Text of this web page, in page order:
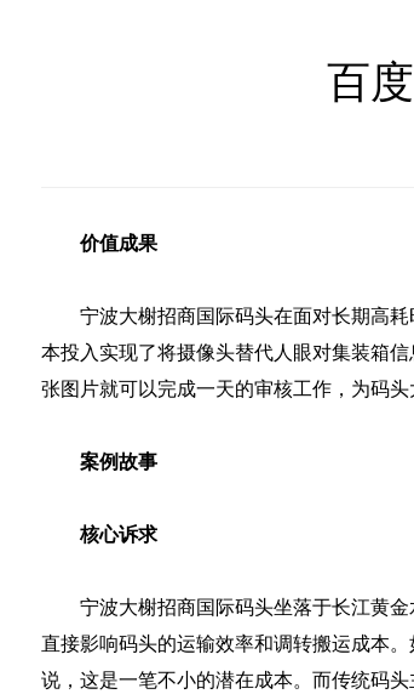
百
价值成果
宁波大榭招商国际码头在面对长期高
本投入实现了将摄像头替代人眼对集装箱
张图片就可以完成一天的审核工作，为码
案例故事
核心诉求
宁波大榭招商国际码头坐落于长江黄
直接影响码头的运输效率和调转搬运成本
说，这是一笔不小的潜在成本。而传统码